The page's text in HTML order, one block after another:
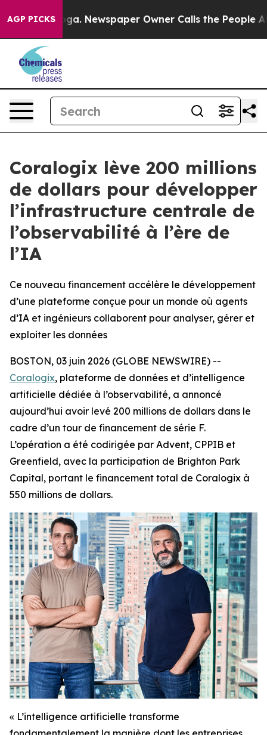
AGP PICKSNewspaper Owner Calls the People Abruptly
Coralogix lève 200 millions
de dollars pour développer
l’infrastructure centrale de
l’observabilité à l’ère de
l’IA
Ce nouveau financement accélère le développement
d’une plateforme conçue pour un monde où agents
d’IA et ingénieurs collaborent pour analyser, gérer et
exploiter les données
BOSTON, 03 juin 2026 (GLOBE NEWSWIRE) --
Coralogix, plateforme de données et d’intelligence
artificielle dédiée à l’observabilité, a annoncé
aujourd’hui avoir levé 200 millions de dollars dans le
cadre d’un tour de financement de série F.
L’opération a été codirigée par Advent, CPPIB et
Greenfield, avec la participation de Brighton Park
Capital, portant le financement total de Coralogix à
550 millions de dollars.
« L’intelligence artificielle transforme